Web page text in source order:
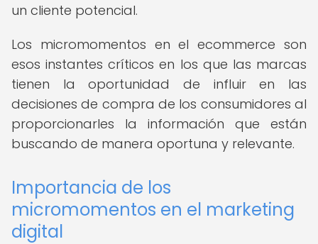
un cliente potencial.
Los micromomentos en el ecommerce son
esos instantes críticos en los que las marcas
tienen la oportunidad de influir en las
decisiones de compra de los consumidores al
proporcionarles la información que están
buscando de manera oportuna y relevante.
Importancia de los
micromomentos en el marketing
digital